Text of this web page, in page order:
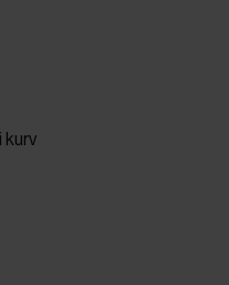
kurv